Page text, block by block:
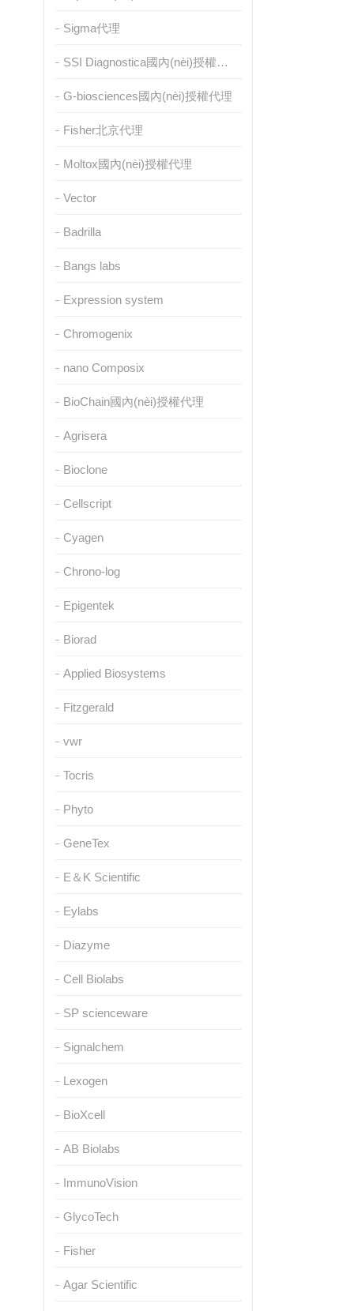
Sigma代理
SSI Diagnostica國內(nèi)授權代理
G-biosciences國內(nèi)授權代理
Fisher北京代理
Moltox國內(nèi)授權代理
Vector
Badrilla
Bangs labs
Expression system
Chromogenix
nano Composix
BioChain國內(nèi)授權代理
Agrisera
Bioclone
Cellscript
Cyagen
Chrono-log
Epigentek
Biorad
Applied Biosystems
Fitzgerald
vwr
Tocris
Phyto
GeneTex
E＆K Scientific
Eylabs
Diazyme
Cell Biolabs
SP scienceware
Signalchem
Lexogen
BioXcell
AB Biolabs
ImmunoVision
GlycoTech
Fisher
Agar Scientific